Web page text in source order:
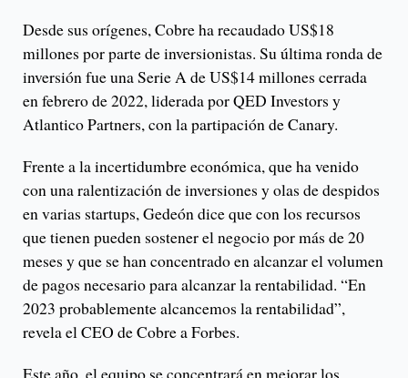
Desde sus orígenes, Cobre ha recaudado US$18
millones por parte de inversionistas. Su última ronda de
inversión fue una Serie A de US$14 millones cerrada
en febrero de 2022, liderada por QED Investors y
Atlantico Partners, con la partipación de Canary.
Frente a la incertidumbre económica, que ha venido
con una ralentización de inversiones y olas de despidos
en varias startups, Gedeón dice que con los recursos
que tienen pueden sostener el negocio por más de 20
meses y que se han concentrado en alcanzar el volumen
de pagos necesario para alcanzar la rentabilidad. “En
2023 probablemente alcancemos la rentabilidad”,
revela el CEO de Cobre a Forbes.